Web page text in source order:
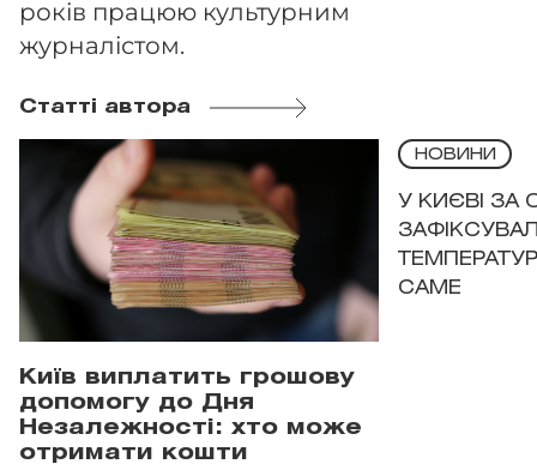
років працюю культурним
журналістом.
Статті автора
Київ виплатить грошову
допомогу до Дня
Незалежності: хто може
отримати кошти
НОВИНИ
У КИЄВІ ЗА
САМЕ